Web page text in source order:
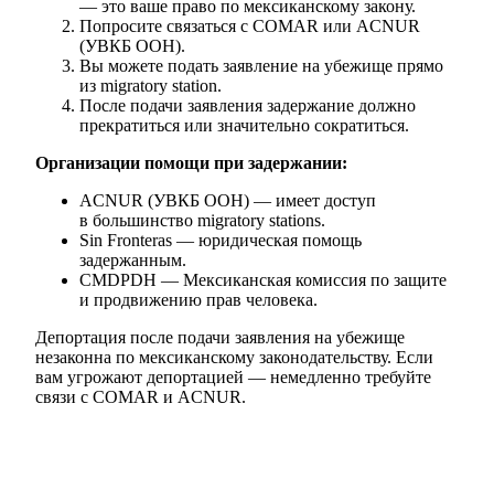
— это ваше право по мексиканскому закону.
Попросите связаться с COMAR или ACNUR
(УВКБ ООН).
Вы можете подать заявление на убежище прямо
из migratory station.
После подачи заявления задержание должно
прекратиться или значительно сократиться.
Организации помощи при задержании:
ACNUR (УВКБ ООН) — имеет доступ
в большинство migratory stations.
Sin Fronteras — юридическая помощь
задержанным.
CMDPDH — Мексиканская комиссия по защите
и продвижению прав человека.
Депортация после подачи заявления на убежище
незаконна по мексиканскому законодательству. Если
вам угрожают депортацией — немедленно требуйте
связи с COMAR и ACNUR.